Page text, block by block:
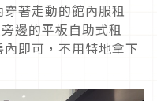
著走動的館內服租
邊的平板自助式租
即可，不用特地拿下